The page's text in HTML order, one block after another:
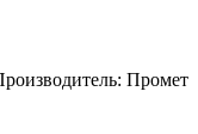
Промет